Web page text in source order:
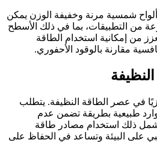
ألواح شمسية مرنة وخفيفة الوزن يمكن
من التطبيقات، بما في ذلك الأسطح
من إمكانية استخدام الطاقة
مقارنة بالوقود الأحفوري.
في عصر الطاقة النظيفة. يتطلب
طبيعية بطريقة تضمن عدم
يشمل ذلك استخدام مصادر طاقة
على البيئة وتساعد في الحفاظ على